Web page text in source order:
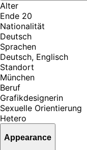
Alter
Ende 20
Nationalität
Deutsch
Sprachen
Deutsch, Englisch
Standort
München
Beruf
Grafikdesignerin
Sexuelle Orientierung
Hetero
Appearance